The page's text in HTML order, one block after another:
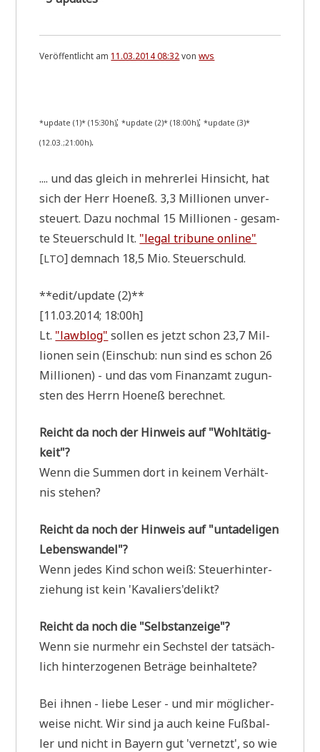
Veröffentlicht am 11.03.2014 08:32vonwvs
*update (1)* (15:30h);*update (2)* (18:00h);*update (3)*
(12.03.;21:00h).
.... und das gleich in meh­rer­lei Hin­sicht, hat
sich der Herr Hoe­neß. 3,3 Mil­lio­nen unver­
steu­ert. Dazu noch­mal 15 Mil­lio­nen - gesam­
te Steu­er­schuld lt. "legal tri­bu­ne online"
[LTO] dem­nach 18,5 Mio. Steuerschuld.
**edit/update (2)**
[11.03.2014; 18:00h]
Lt. "law­blog" sol­len es jetzt schon 23,7 Mil­
lio­nen sein (Ein­schub: nun sind es schon 26
Mil­lio­nen) - und das vom Finanz­amt zugun­
sten des Herrn Hoe­neß berechnet.
Reicht da noch der Hin­weis auf "Wohl­tä­tig­
keit"?
Wenn die Sum­men dort in kei­nem Ver­hält­
nis stehen?
Reicht da noch der Hin­weis auf "unta­de­li­gen
Lebenswandel"?
Wenn jedes Kind schon weiß: Steu­er­hin­ter­
zie­hung ist kein 'Kavaliers'delikt?
Reicht da noch die "Selbst­an­zei­ge"?
Wenn sie nur­mehr ein Sech­stel der tat­säch­
lich hin­ter­zo­ge­nen Beträ­ge beinhaltete?
Bei ihnen - lie­be Leser - und mir mög­li­cher­
wei­se nicht. Wir sind ja auch kei­ne Fuß­bal­
ler und nicht in Bay­ern gut 'ver­netzt', so wie